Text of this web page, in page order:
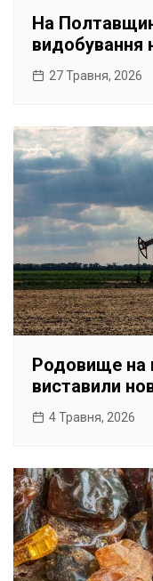
На
видобування
27 Травня, 2026
Родовище на
виставили
4 Травня, 2026